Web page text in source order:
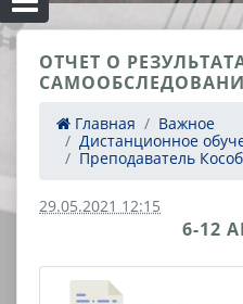
ОТЧЕТ О
Главная
Важное
Дистанционное
Преподаватель
29.05.2021 12:15
6-12